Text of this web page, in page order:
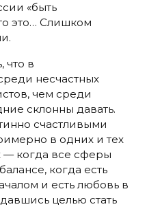
«быть
это… Слишком
что в
несчастных
чем среди
склонны давать.
счастливыми
в одних и тех
— когда все сферы
когда есть
и есть любовь в
целью стать